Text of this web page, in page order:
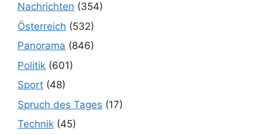
Nachrichten (354)
Österreich (532)
Panorama (846)
Politik (601)
Sport (48)
Spruch des Tages (17)
Technik (45)